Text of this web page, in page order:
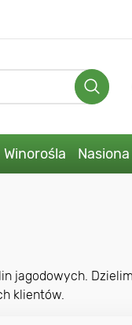
Winorośla Nasiona
jagodowych.
klientów.